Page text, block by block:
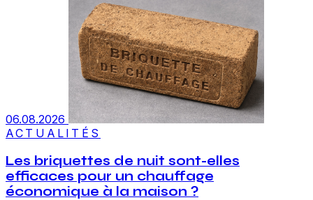
06.08.2026
ACTUALITÉS
Les briquettes de nuit sont-elles
efficaces pour un chauffage
économique à la maison ?